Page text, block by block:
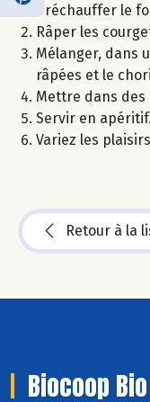
Préchauffer le
Râper les
Mélanger, dans
râpées et le
Mettre dans
Servir en apéritif.
Variez les
Retour à la
Biocoop